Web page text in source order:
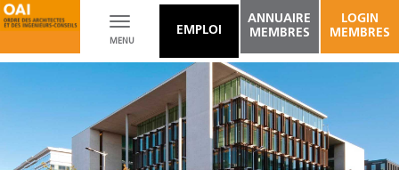
Toggle
navigation
MENU
EMPLOI
ANNUAIRE
MEMBRES
LOGIN
MEMBRES